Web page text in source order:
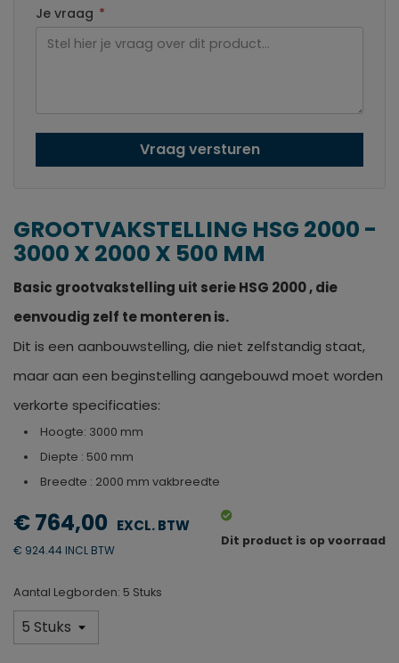
Je vraag *
Vraag versturen
GROOTVAKSTELLING HSG 2000 -
3000 X 2000 X 500 MM
Basic grootvakstelling uit serie HSG 2000 , die
eenvoudig zelf te monteren is.
Dit is een aanbouwstelling, die niet zelfstandig staat,
maar aan een beginstelling aangebouwd moet worden
verkorte specificaties:
Hoogte: 3000 mm
Diepte : 500 mm
Breedte : 2000 mm vakbreedte
€ 764,00
€ 924.44 INCL BTW
Dit product is op voorraad
Aantal Legborden: 5 Stuks